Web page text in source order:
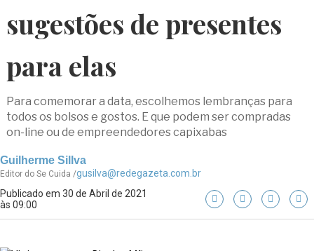
sugestões de presentes
para elas
Para comemorar a data, escolhemos lembranças para
todos os bolsos e gostos. E que podem ser compradas
on-line ou de empreendedores capixabas
Guilherme Sillva
Editor do Se Cuida /gusilva@redegazeta.com.br
Publicado em 30 de Abril de 2021
às 09:00